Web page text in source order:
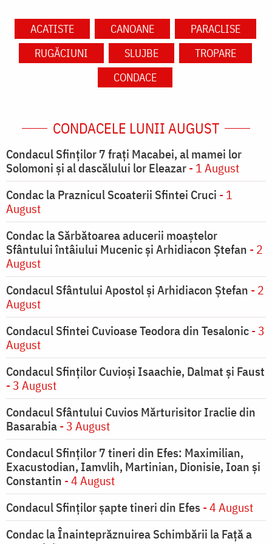
ACATISTE CANOANE
PARACLISE
RUGĂCIUNI
SLUJBE
TROPARE
CONDACE
CONDACELE LUNII AUGUST
Condacul Sfinţilor 7 fraţi Macabei, al mamei lor
Solomoni şi al dascălului lor Eleazar- 1 August
Condac la Praznicul Scoaterii Sfintei Cruci - 1
August
Condac la Sărbătoarea aducerii moaştelor
Sfântului întâiului Mucenic şi Arhidiacon Ştefan - 2
August
Condacul Sfântului Apostol și Arhidiacon Ștefan - 2
August
Condacul Sfintei Cuvioase Teodora din Tesalonic- 3
August
Condacul Sfinţilor Cuvioşi Isaachie, Dalmat şi Faust
- 3 August
Condacul Sfântului Cuvios Mărturisitor Iraclie din
Basarabia- 3 August
Condacul Sfinţilor 7 tineri din Efes: Maximilian,
Exacustodian, Iamvlih, Martinian, Dionisie, Ioan şi
Constantin - 4 August
Condacul Sfinţilor şapte tineri din Efes - 4 August
Condac la Înainteprăznuirea Schimbării la Faţă a